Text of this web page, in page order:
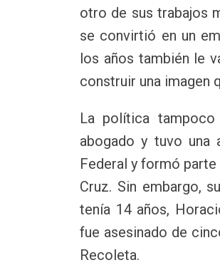
otro de sus trabajos
se convirtió en un
los años también le
construir una imagen
La política
abogado y tuvo
Federal y formó
Cruz. Sin embargo,
tenía 14 años,
fue asesinado de
Recoleta.